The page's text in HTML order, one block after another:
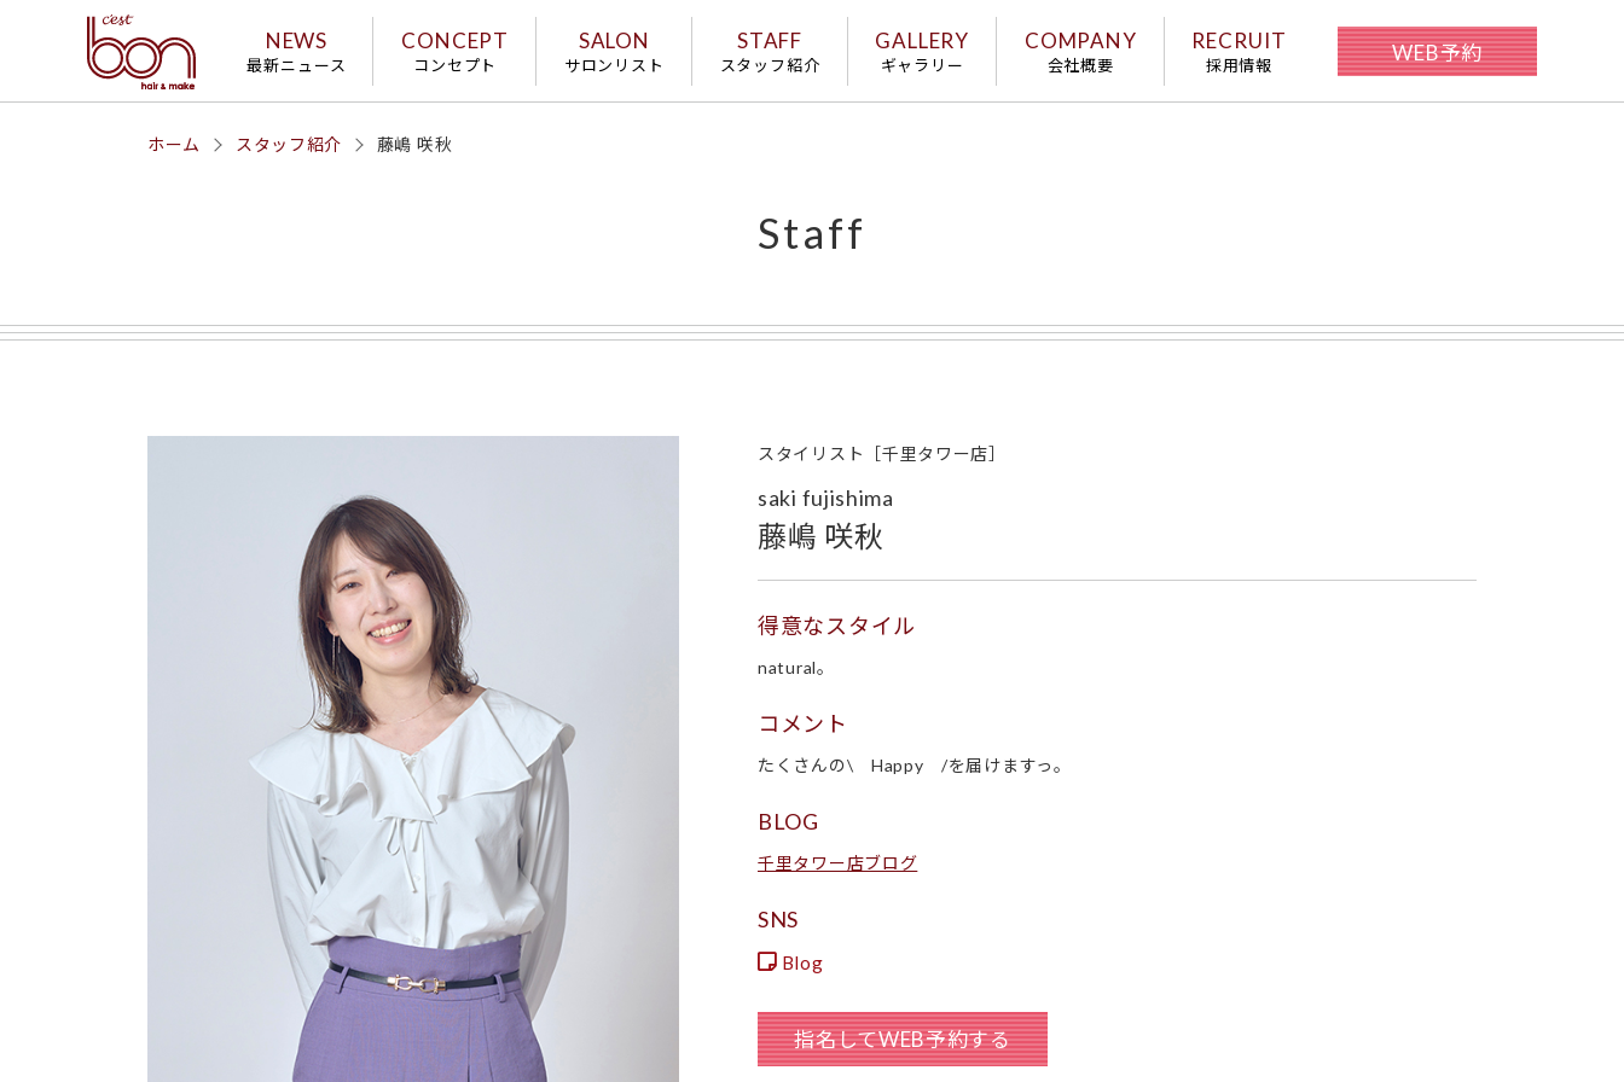
NEWS
最新ニュース
CONCEPT
コンセプト
SALON
サロンリスト
STAFF
スタッフ紹介
GALLERY
ギャラリー
COMPANY
会社概要
RECRUIT
採用情報 WEB予約
ホーム スタッフ紹介 藤嶋 咲秋
Staff
スタイリスト［千里タワー店］
saki fujishima
藤嶋 咲秋
得意なスタイル
natural。
コメント
たくさんの\ Happy /を届けますっ。
BLOG
千里タワー店ブログ
SNS
Blog
指名してWEB予約する